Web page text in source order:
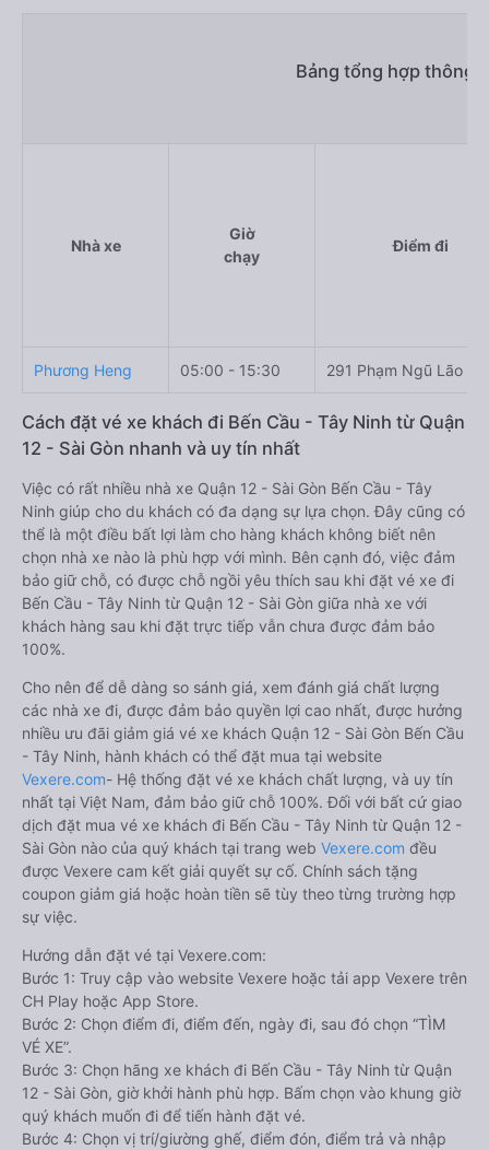
Bảng tổng hợp thông
Nhà xe
Giờ
chạy
Điểm đi
Phương Heng 05:00 - 15:30 291 Phạm Ngũ Lão
Cách đặt vé xe khách đi Bến Cầu - Tây Ninh từ Quận
12 - Sài Gòn nhanh và uy tín nhất
Việc có rất nhiều nhà xe Quận 12 - Sài Gòn Bến Cầu - Tây
Ninh giúp cho du khách có đa dạng sự lựa chọn. Đây cũng có
thể là một điều bất lợi làm cho hàng khách không biết nên
chọn nhà xe nào là phù hợp với mình. Bên cạnh đó, việc đảm
bảo giữ chỗ, có được chỗ ngồi yêu thích sau khi đặt vé xe đi
Bến Cầu - Tây Ninh từ Quận 12 - Sài Gòn giữa nhà xe với
khách hàng sau khi đặt trực tiếp vẫn chưa được đảm bảo
100%.
Cho nên để dễ dàng so sánh giá, xem đánh giá chất lượng
các nhà xe đi, được đảm bảo quyền lợi cao nhất, được hưởng
nhiều ưu đãi giảm giá vé xe khách Quận 12 - Sài Gòn Bến Cầu
- Tây Ninh, hành khách có thể đặt mua tại website
Vexere.com- Hệ thống đặt vé xe khách chất lượng, và uy tín
nhất tại Việt Nam, đảm bảo giữ chỗ 100%. Đối với bất cứ giao
dịch đặt mua vé xe khách đi Bến Cầu - Tây Ninh từ Quận 12 -
Sài Gòn nào của quý khách tại trang web Vexere.com đều
được Vexere cam kết giải quyết sự cố. Chính sách tặng
coupon giảm giá hoặc hoàn tiền sẽ tùy theo từng trường hợp
sự việc.
Hướng dẫn đặt vé tại Vexere.com:
Bước 1: Truy cập vào website Vexere hoặc tải app Vexere trên
CH Play hoặc App Store.
Bước 2: Chọn điểm đi, điểm đến, ngày đi, sau đó chọn “TÌM
VÉ XE”.
Bước 3: Chọn hãng xe khách đi Bến Cầu - Tây Ninh từ Quận
12 - Sài Gòn, giờ khởi hành phù hợp. Bấm chọn vào khung giờ
quý khách muốn đi để tiến hành đặt vé.
Bước 4: Chọn vị trí/giường ghế, điểm đón, điểm trả và nhập